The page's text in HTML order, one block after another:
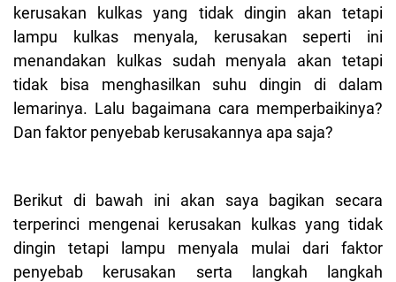
kerusakan kulkas yang tidak dingin akan tetapi
lampu kulkas menyala, kerusakan seperti ini
menandakan kulkas sudah menyala akan tetapi
tidak bisa menghasilkan suhu dingin di dalam
lemarinya. Lalu bagaimana cara memperbaikinya?
Dan faktor penyebab kerusakannya apa saja?
Berikut di bawah ini akan saya bagikan secara
terperinci mengenai kerusakan kulkas yang tidak
dingin tetapi lampu menyala mulai dari faktor
penyebab kerusakan serta langkah langkah